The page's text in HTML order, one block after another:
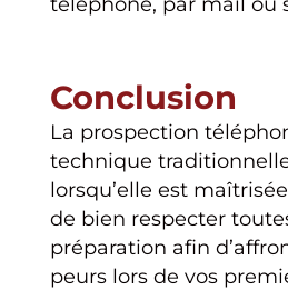
Conclusion
La prospection
technique
lorsqu’elle est
de bien respecter
préparation afin
peurs lors de vos